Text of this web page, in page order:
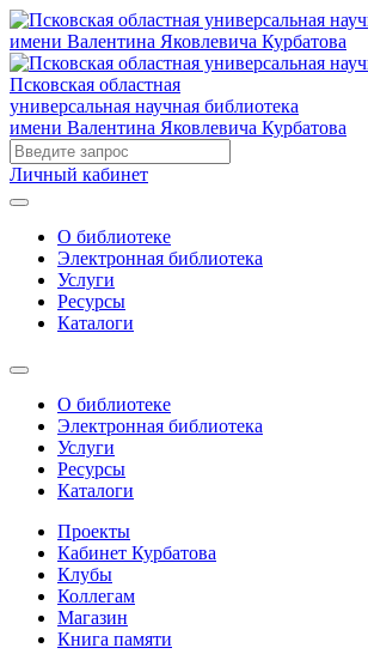
Псковская областная
универсальная научная библиотека
имени Валентина Яковлевича Курбатова
Личный кабинет
О библиотеке
Электронная библиотека
Услуги
Ресурсы
Каталоги
О библиотеке
Электронная библиотека
Услуги
Ресурсы
Каталоги
Проекты
Кабинет Курбатова
Клубы
Коллегам
Магазин
Книга памяти